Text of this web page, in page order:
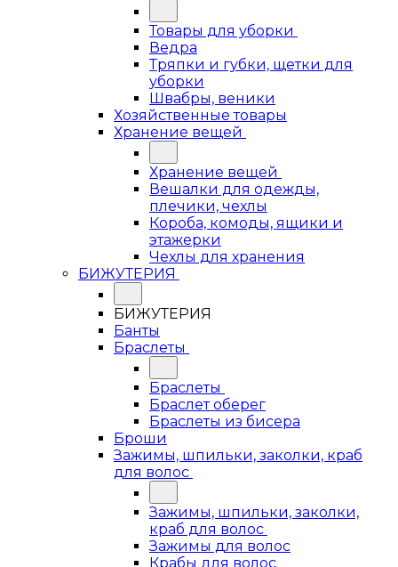
Товары для уборки
Ведра
Тряпки и губки, щетки для
уборки
Швабры, веники
Хозяйственные товары
Хранение вещей
Хранение вещей
Вешалки для одежды,
плечики, чехлы
Короба, комоды, ящики и
этажерки
Чехлы для хранения
БИЖУТЕРИЯ
БИЖУТЕРИЯ
Банты
Браслеты
Браслеты
Браслет оберег
Браслеты из бисера
Броши
Зажимы, шпильки, заколки, краб
для волос
Зажимы, шпильки, заколки,
краб для волос
Зажимы для волос
Крабы для волос